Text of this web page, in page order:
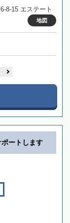
8-15 エステート
地図
ポートします